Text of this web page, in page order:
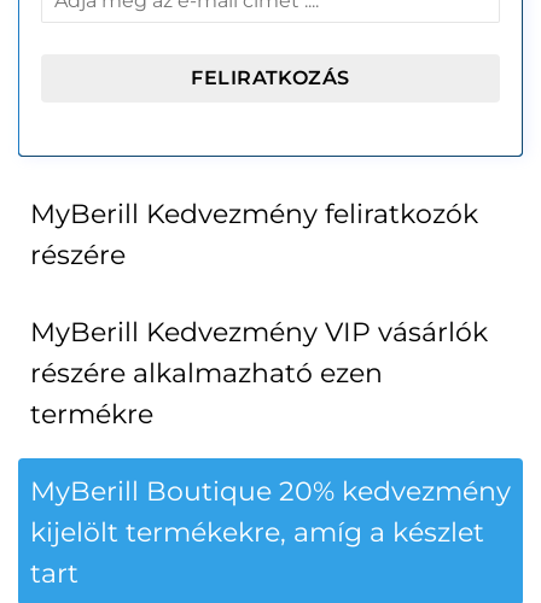
MyBerill Kedvezmény feliratkozók
részére
MyBerill Kedvezmény VIP vásárlók
részére alkalmazható ezen
termékre
MyBerill Boutique 20% kedvezmény
kijelölt termékekre, amíg a készlet
tart